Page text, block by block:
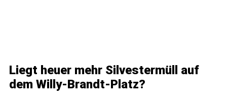
Liegt heuer mehr Silvestermüll auf
dem Willy-Brandt-Platz?